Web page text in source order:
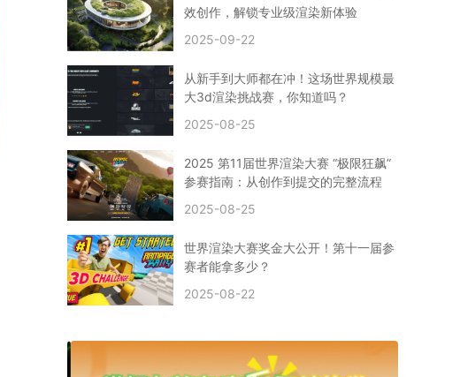
视觉特效
特效 VRay制作案例
VFX案例
手动渲染农场
云渲染小课堂
CPU渲染
Arnold案例
vr渲染器
效果图渲染 免费云渲染
Autodesk
2D转3D
SU渲染 圣诞短片
风暴幽灵船
云渲染大咖专访
CG电影云渲染案例
Houdini建模案例
CG人物制作
Maya基础知识
Blender渲染技巧
3ds Max资讯
3ds Max教程
CG软件资讯
3d云渲染
3dmax渲染
Substance Painter
vray网络渲染
SAAS渲染农场
Lumion
ZBrush技巧
SketchUp教程
3dmax 渲染慢
渲染卡顿
云渲染怎么收费
纹理渲染
全局光引擎
渲染溢色
EEVEE渲染器
C4D教程
效创作，解锁专业级渲染新体验
2025-09-22
从新手到大师都在冲！这场世界规模最
大3d渲染挑战赛，你知道吗？
2025-08-25
2025 第11届世界渲染大赛 “极限狂飙”
参赛指南：从创作到提交的完整流程
2025-08-25
世界渲染大赛奖金大公开！第十一届参
赛者能拿多少？
2025-08-22